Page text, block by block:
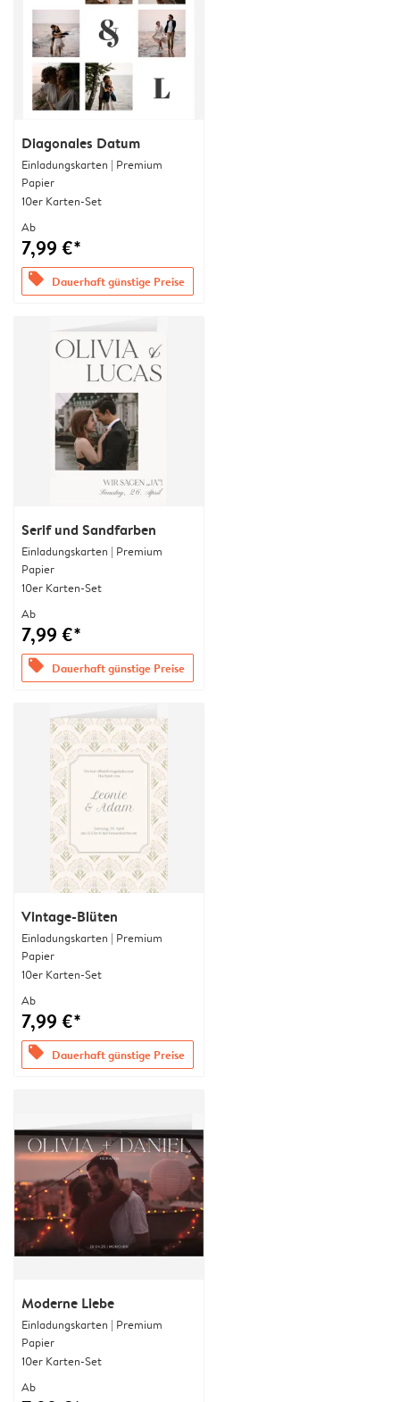
Diagonales Datum
Einladungskarten | Premium
Papier
10er Karten-Set
Ab
7,99 €*
offers Dauerhaft günstige Preise
Serif und Sandfarben
Einladungskarten | Premium
Papier
10er Karten-Set
Ab
7,99 €*
offers Dauerhaft günstige Preise
Vintage-Blüten
Einladungskarten | Premium
Papier
10er Karten-Set
Ab
7,99 €*
offers Dauerhaft günstige Preise
Moderne Liebe
Einladungskarten | Premium
Papier
10er Karten-Set
Ab